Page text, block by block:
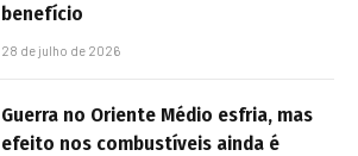
benefício
28 de julho de 2026
Guerra no Oriente Médio esfria, mas
efeito nos combustíveis ainda é